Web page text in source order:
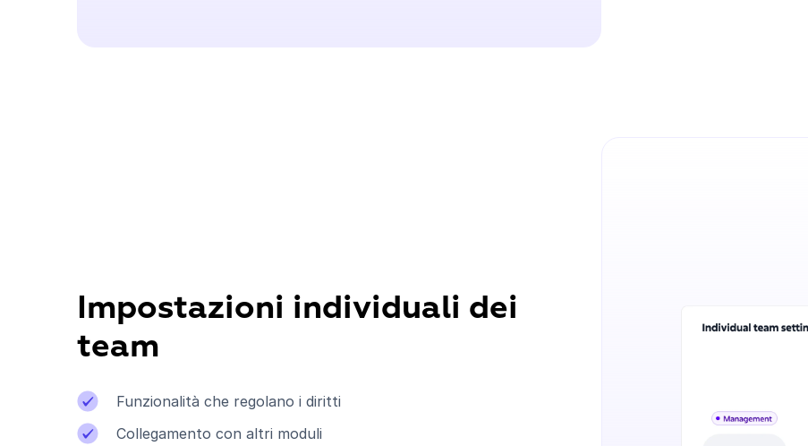
Impostazioni individuali dei
team
Funzionalità che regolano i diritti
Collegamento con altri moduli